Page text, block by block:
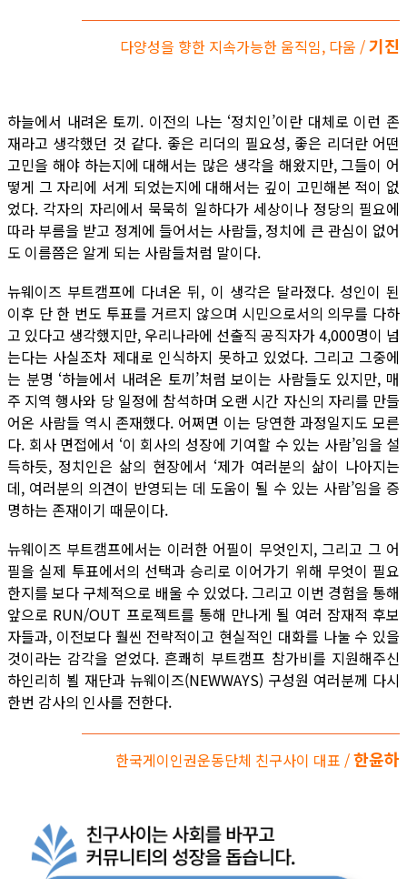
다양성을 향한 지속가능한 움직임, 다움 /기진
하늘에서 내려온 토끼. 이전의 나는 ‘정치인’이란 대체로 이런 존
재라고 생각했던 것 같다. 좋은 리더의 필요성, 좋은 리더란 어떤
고민을 해야 하는지에 대해서는 많은 생각을 해왔지만, 그들이 어
떻게 그 자리에 서게 되었는지에 대해서는 깊이 고민해본 적이 없
었다. 각자의 자리에서 묵묵히 일하다가 세상이나 정당의 필요에
따라 부름을 받고 정계에 들어서는 사람들, 정치에 큰 관심이 없어
도 이름쯤은 알게 되는 사람들처럼 말이다.
뉴웨이즈 부트캠프에 다녀온 뒤, 이 생각은 달라졌다. 성인이 된
이후 단 한 번도 투표를 거르지 않으며 시민으로서의 의무를 다하
고 있다고 생각했지만, 우리나라에 선출직 공직자가 4,000명이 넘
는다는 사실조차 제대로 인식하지 못하고 있었다. 그리고 그중에
는 분명 ‘하늘에서 내려온 토끼’처럼 보이는 사람들도 있지만, 매
주 지역 행사와 당 일정에 참석하며 오랜 시간 자신의 자리를 만들
어온 사람들 역시 존재했다. 어쩌면 이는 당연한 과정일지도 모른
다. 회사 면접에서 ‘이 회사의 성장에 기여할 수 있는 사람’임을 설
득하듯, 정치인은 삶의 현장에서 ‘제가 여러분의 삶이 나아지는
데, 여러분의 의견이 반영되는 데 도움이 될 수 있는 사람’임을 증
명하는 존재이기 때문이다.
뉴웨이즈 부트캠프에서는 이러한 어필이 무엇인지, 그리고 그 어
필을 실제 투표에서의 선택과 승리로 이어가기 위해 무엇이 필요
한지를 보다 구체적으로 배울 수 있었다. 그리고 이번 경험을 통해
앞으로 RUN/OUT 프로젝트를 통해 만나게 될 여러 잠재적 후보
자들과, 이전보다 훨씬 전략적이고 현실적인 대화를 나눌 수 있을
것이라는 감각을 얻었다. 흔쾌히 부트캠프 참가비를 지원해주신
하인리히 뵐 재단과 뉴웨이즈(NEWWAYS) 구성원 여러분께 다시
한번 감사의 인사를 전한다.
한국게이인권운동단체 친구사이 대표 /한윤하